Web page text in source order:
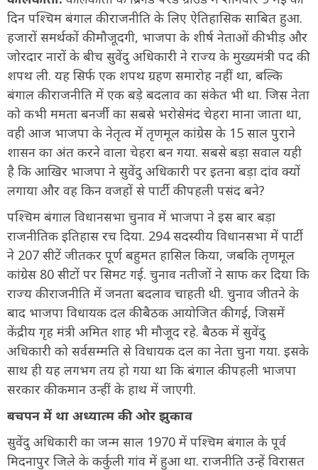
दिन पश्चिम बंगाल की राजनीति के लिए ऐतिहासिक साबित हुआ.
हजारों समर्थकों की मौजूदगी, भाजपा के शीर्ष नेताओं की भीड़ और
जोरदार नारों के बीच सुवेंदु अधिकारी ने राज्य के मुख्यमंत्री पद की
शपथ ली. यह सिर्फ एक शपथ ग्रहण समारोह नहीं था, बल्कि
बंगाल की राजनीति में एक बड़े बदलाव का संकेत भी था. जिस नेता
को कभी ममता बनर्जी का सबसे भरोसेमंद चेहरा माना जाता था,
वही आज भाजपा के नेतृत्व में तृणमूल कांग्रेस के 15 साल पुराने
शासन का अंत करने वाला चेहरा बन गया. सबसे बड़ा सवाल यही
है कि आखिर भाजपा ने सुवेंदु अधिकारी पर इतना बड़ा दांव क्यों
लगाया और वह किन वजहों से पार्टी की पहली पसंद बने?
पश्चिम बंगाल विधानसभा चुनाव में भाजपा ने इस बार बड़ा
राजनीतिक इतिहास रच दिया. 294 सदस्यीय विधानसभा में पार्टी
ने 207 सीटें जीतकर पूर्ण बहुमत हासिल किया, जबकि तृणमूल
कांग्रेस 80 सीटों पर सिमट गई. चुनाव नतीजों ने साफ कर दिया कि
राज्य की राजनीति में जनता बदलाव चाहती थी. चुनाव जीतने के
बाद भाजपा विधायक दल की बैठक आयोजित की गई, जिसमें
केंद्रीय गृह मंत्री अमित शाह भी मौजूद रहे. बैठक में सुवेंदु
अधिकारी को सर्वसम्मति से विधायक दल का नेता चुना गया. इसके
साथ ही यह लगभग तय हो गया था कि बंगाल की पहली भाजपा
सरकार की कमान उन्हीं के हाथ में जाएगी.
बचपन में था अध्यात्म की ओर झुकाव
सुवेंदु अधिकारी का जन्म साल 1970 में पश्चिम बंगाल के पूर्व
मिदनापुर जिले के कर्कुली गांव में हुआ था. राजनीति उन्हें विरासत